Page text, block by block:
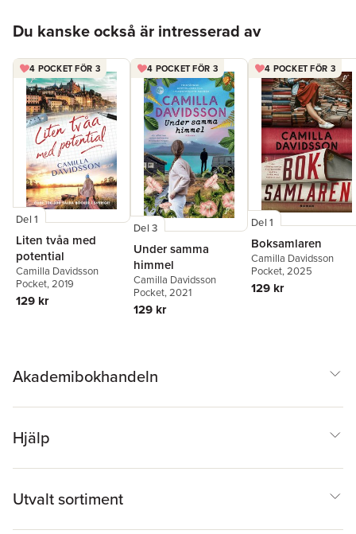
Du kanske också är intresserad av
4 POCKET FÖR 3
Del 1
Liten tvåa med
potential
Camilla Davidsson
Pocket, 2019
129 kr
4 POCKET FÖR 3
Del 3
Under samma
himmel
Camilla Davidsson
Pocket, 2021
129 kr
4 POCKET FÖR 3
Del 1
Boksamlaren
Camilla Davidsson
Pocket, 2025
129 kr
Akademibokhandeln
Hjälp
Utvalt sortiment